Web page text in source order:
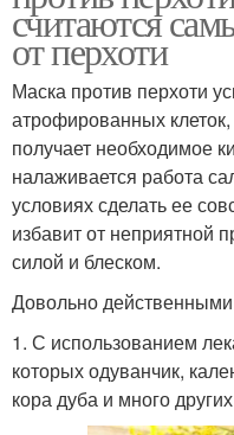
считаются
от перхоти
Маска против перхоти
атрофированных
получает необходимое
налаживается работа
условиях сделать ее
избавит от неприятной
силой и блеском.
Довольно
1. С использованием
которых одуванчик,
кора дуба и много